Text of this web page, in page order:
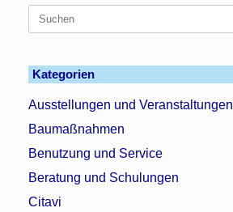
nach:
Kategorien
Ausstellungen und Veranstaltungen
Baumaßnahmen
Benutzung und Service
Beratung und Schulungen
Citavi